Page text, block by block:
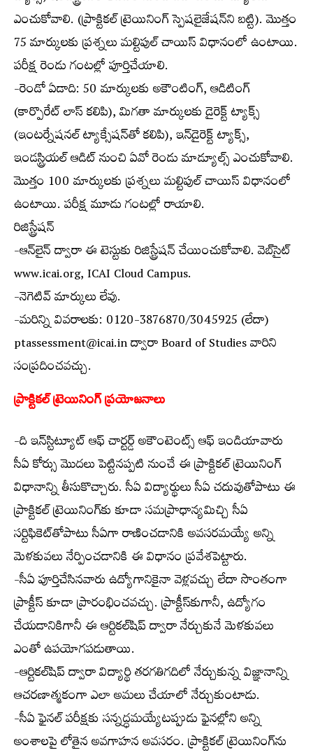
ఎంచుకోవాలి. (ప్రాక్టికల్ ట్రెయినింగ్ స్పెషలైజేషన్‌ని బట్టి). మొత్తం
75 మార్కులకు ప్రశ్నలు మల్టిపుల్ చాయిస్ విధానంలో ఉంటాయి.
పరీక్ష రెండు గంటల్లో పూర్తిచేయాలి.
-రెండో ఏడాది: 50 మార్కులకు అకౌంటింగ్, ఆడిటింగ్
(కార్పొరేట్ లాస్ కలిపి), మిగతా మార్కులకు డైరెక్ట్ ట్యాక్స్
(ఇంటర్నేషనల్ ట్యాక్సేషన్‌తో కలిపి), ఇన్‌డైరెక్ట్ ట్యాక్స్,
ఇండస్ట్రియల్ ఆడిట్ నుంచి ఏవో రెండు మాడ్యూల్స్ ఎంచుకోవాలి.
మొత్తం 100 మార్కులకు ప్రశ్నలు మల్టిపుల్ చాయిస్ విధానంలో
ఉంటాయి. పరీక్ష మూడు గంటల్లో రాయాలి.
రిజిస్ట్రేషన్
-ఆన్‌లైన్ ద్వారా ఈ టెస్టుకు రిజిస్ట్రేషన్ చేయించుకోవాలి. వెబ్‌సైట్
www.icai.org, ICAI Cloud Campus.
-నెగెటివ్ మార్కులు లేవు.
-మరిన్ని వివరాలకు: 0120-3876870/3045925 (లేదా)
ptassessment@icai.in ద్వారా Board of Studies వారిని
సంప్రదించవచ్చు.
ప్రాక్టికల్ ట్రెయినింగ్ ప్రయోజనాలు
-ది ఇన్‌స్టిట్యూట్ ఆఫ్ చార్టర్డ్ అకౌంటెంట్స్ ఆఫ్ ఇండియావారు
సీఏ కోర్సు మొదలు పెట్టినప్పటి నుంచే ఈ ప్రాక్టికల్ ట్రెయినింగ్
విధానాన్ని తీసుకొచ్చారు. సీఏ విద్యార్థులు సీఏ చదువుతోపాటు ఈ
ప్రాక్టికల్ ట్రెయినింగ్‌కు కూడా సమప్రాధాన్యమిచ్చి సీఏ
సర్టిఫికెట్‌తోపాటు సీఏగా రాణించడానికి అవసరమయ్యే అన్ని
మెళకువలు నేర్పించడానికి ఈ విధానం ప్రవేశపెట్టారు.
-సీఏ పూర్తిచేసినవారు ఉద్యోగానికైనా వెళ్లవచ్చు లేదా సొంతంగా
ప్రాక్టీస్ కూడా ప్రారంభించవచ్చు. ప్రాక్టీస్‌కుగానీ, ఉద్యోగం
చేయడానికిగానీ ఈ ఆర్టికల్‌షిప్ ద్వారా నేర్చుకునే మెళకువలు
ఎంతో ఉపయోగపడుతాయి.
-ఆర్టికల్‌షిప్ ద్వారా విద్యార్థి తరగతిగదిలో నేర్చుకున్న విజ్ఞానాన్ని
ఆచరణాత్మకంగా ఎలా అమలు చేయాలో నేర్చుకుంటాడు.
-సీఏ ఫైనల్ పరీక్షకు సన్నద్ధమయ్యేటప్పుడు ఫైనల్లోని అన్ని
అంశాలపై లోతైన అవగాహన అవసరం. ప్రాక్టికల్ ట్రెయినింగ్‌ను